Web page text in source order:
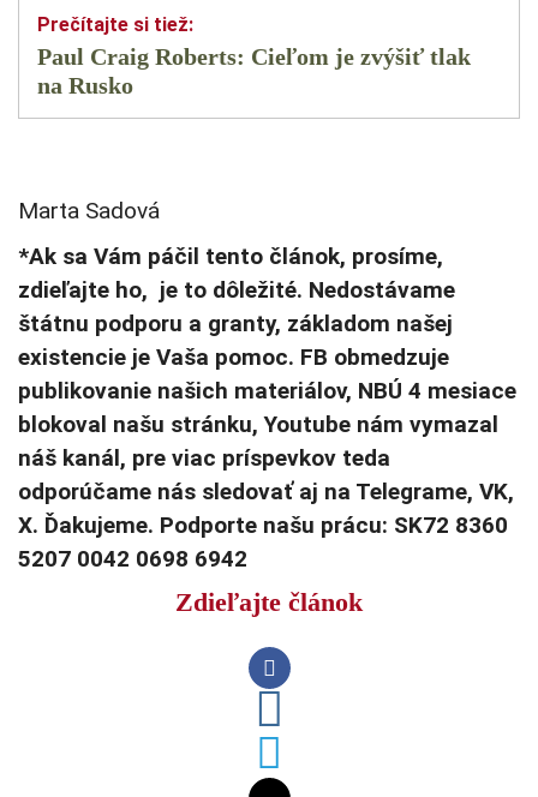
Paul Craig Roberts: Cieľom je zvýšiť tlak
na Rusko
Marta Sadová
*Ak sa Vám páčil tento článok, prosíme,
zdieľajte ho, je to dôležité. Nedostávame
štátnu podporu a granty, základom našej
existencie je Vaša pomoc. FB obmedzuje
publikovanie našich materiálov, NBÚ 4 mesiace
blokoval našu stránku, Youtube nám vymazal
náš kanál, pre viac príspevkov teda
odporúčame nás sledovať aj na Telegrame, VK,
X. Ďakujeme. Podporte našu prácu: SK72 8360
5207 0042 0698 6942
Zdieľajte článok